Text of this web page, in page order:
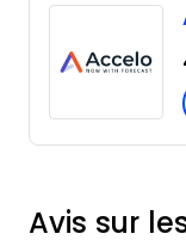
Avis sur